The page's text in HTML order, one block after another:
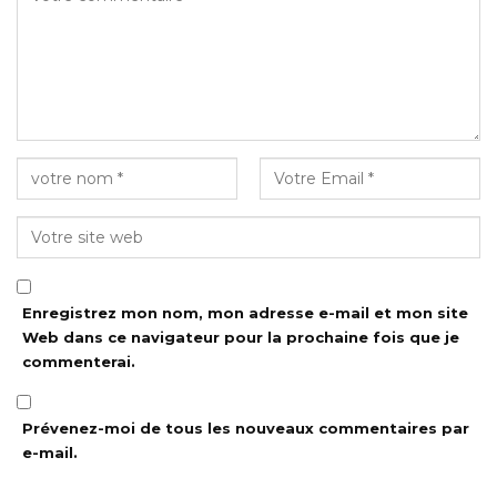
Enregistrez mon nom, mon adresse e-mail et mon site
Web dans ce navigateur pour la prochaine fois que je
commenterai.
Prévenez-moi de tous les nouveaux commentaires par
e-mail.